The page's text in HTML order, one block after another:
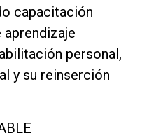
capacitación
personal,
y su reinserción